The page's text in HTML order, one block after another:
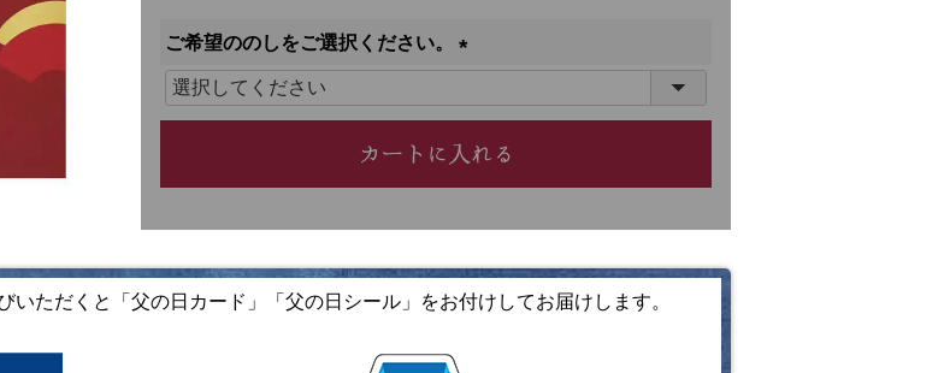
ご希望ののしをご選択ください。
必
須
ただくと「父の日カード」「父の日シール」をお付けしてお届けします。